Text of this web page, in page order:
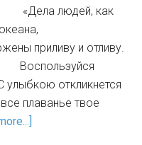
людей, как
океана,
приливу и отливу.
откликнется
твое